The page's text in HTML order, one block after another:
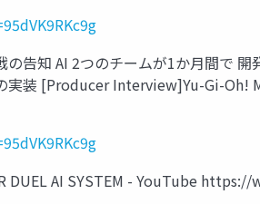
告知 AI 2つのチームが1か月間で
実装 [Producer Interview]Yu-Gi-
AI SYSTEM - YouTube